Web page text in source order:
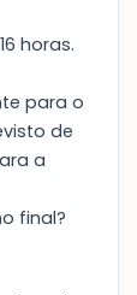
horas.
para o
de
a
final?